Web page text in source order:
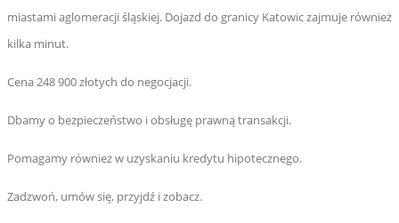
miastami aglomeracji śląskiej. Dojazd do granicy Katowic zajmuje również
kilka minut.
Cena 248 900 złotych do negocjacji.
Dbamy o bezpieczeństwo i obsługę prawną transakcji.
Pomagamy również w uzyskaniu kredytu hipotecznego.
Zadzwoń, umów się, przyjdź i zobacz.